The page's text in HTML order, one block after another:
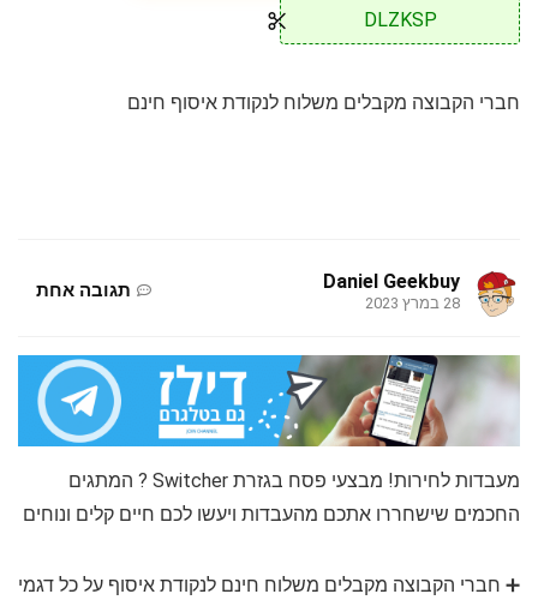
DLZKSP
חברי הקבוצה מקבלים משלוח לנקודת איסוף חינם
Daniel Geekbuy
28 במרץ 2023
תגובה אחת
מעבדות לחירות! מבצעי פסח בגזרת Switcher ? המתגים
החכמים שישחררו אתכם מהעבדות ויעשו לכם חיים קלים ונוחים
➕️ חברי הקבוצה מקבלים משלוח חינם לנקודת איסוף על כל דגמי